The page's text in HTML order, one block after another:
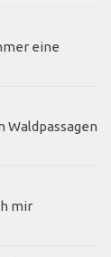
eine
Waldpassagen
mir